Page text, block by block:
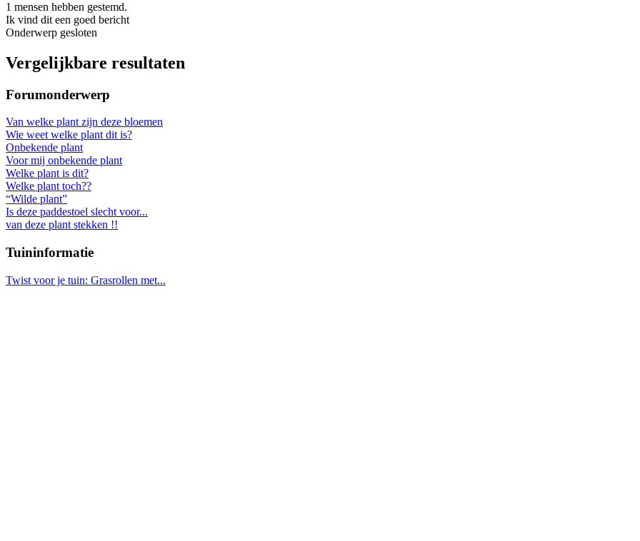
1 mensen hebben gestemd.
Ik vind dit een goed bericht
Onderwerp gesloten
Vergelijkbare resultaten
Forumonderwerp
Van welke plant zijn deze bloemen
Wie weet welke plant dit is?
Onbekende plant
Voor mij onbekende plant
Welke plant is dit?
Welke plant toch??
“Wilde plant”
Is deze paddestoel slecht voor...
van deze plant stekken !!
Tuininformatie
Twist voor je tuin: Grasrollen met...